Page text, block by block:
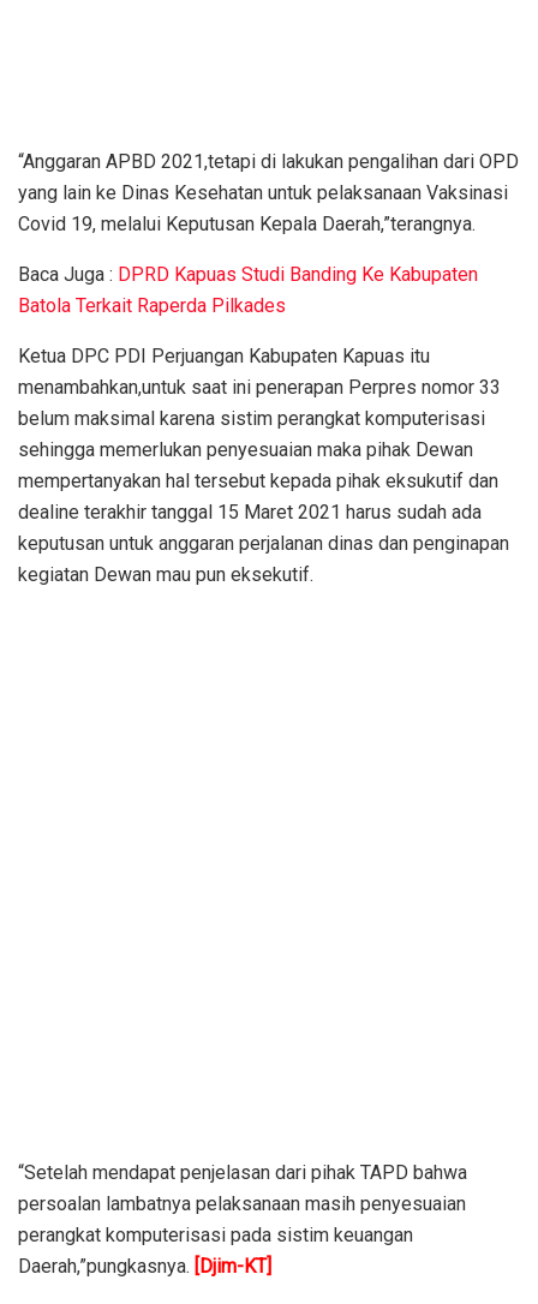
“Anggaran APBD 2021,tetapi di lakukan pengalihan dari OPD
yang lain ke Dinas Kesehatan untuk pelaksanaan Vaksinasi
Covid 19, melalui Keputusan Kepala Daerah,”terangnya.
Baca Juga : DPRD Kapuas Studi Banding Ke Kabupaten
Batola Terkait Raperda Pilkades
Ketua DPC PDI Perjuangan Kabupaten Kapuas itu
menambahkan,untuk saat ini penerapan Perpres nomor 33
belum maksimal karena sistim perangkat komputerisasi
sehingga memerlukan penyesuaian maka pihak Dewan
mempertanyakan hal tersebut kepada pihak eksukutif dan
dealine terakhir tanggal 15 Maret 2021 harus sudah ada
keputusan untuk anggaran perjalanan dinas dan penginapan
kegiatan Dewan mau pun eksekutif.
“Setelah mendapat penjelasan dari pihak TAPD bahwa
persoalan lambatnya pelaksanaan masih penyesuaian
perangkat komputerisasi pada sistim keuangan
Daerah,”pungkasnya. [Djim-KT]